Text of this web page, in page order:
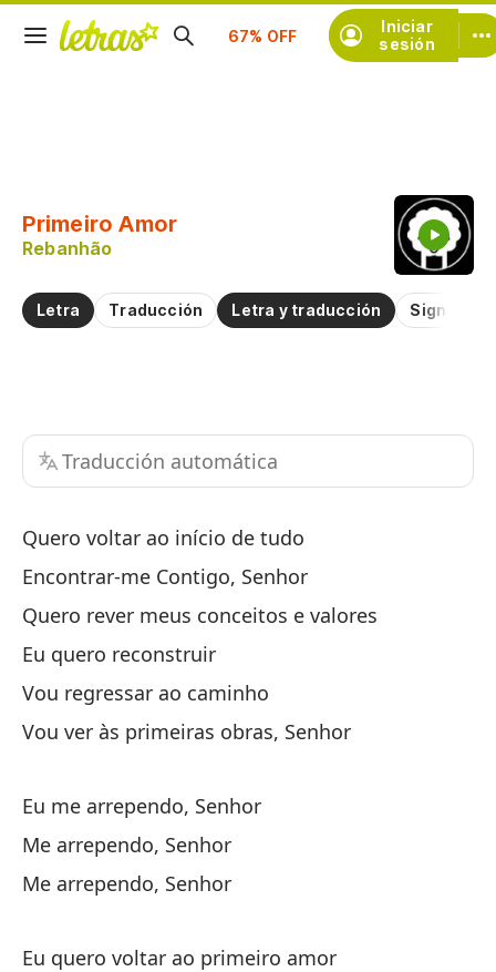
Iniciar
sesión
Suscríbete
Primeiro Amor
Rebanhão
Letra Traducción Letra y traducción
Traducción automática
Quero voltar ao início de tudo
Encontrar-me Contigo, Senhor
Quero rever meus conceitos e valores
Eu quero reconstruir
Vou regressar ao caminho
Vou ver às primeiras obras, Senhor
Eu me arrependo, Senhor
Me arrependo, Senhor
Me arrependo, Senhor
Eu quero voltar ao primeiro amor
Practicar la pronunciación de